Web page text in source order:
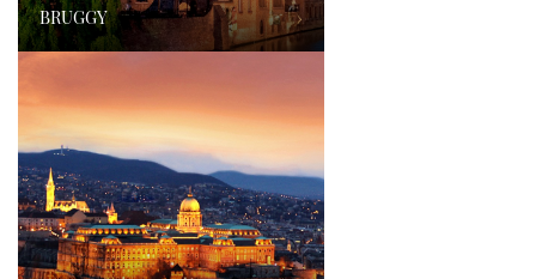
BRUGGY ›